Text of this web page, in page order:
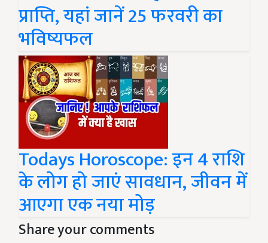
प्राप्ति, यहां जानें 25 फरवरी का
भविष्यफल
Todays Horoscope: इन 4 राशि
के लोग हो जाएं सावधान, जीवन में
आएगा एक नया मोड़
Share your comments